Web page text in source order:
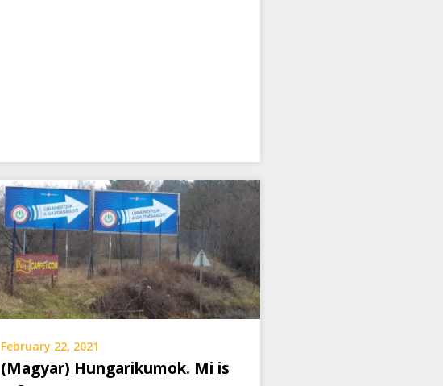
February 22, 2021
(Magyar) Hungarikumok. Mi is